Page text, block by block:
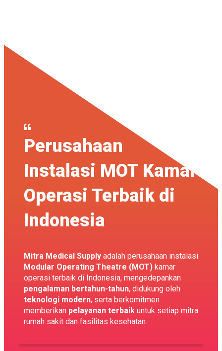
Perusahaan
Instalasi MOT Kamar
Operasi Terbaik di
Indonesia
Mitra Medical Supply adalah perusahaan instalasi
Modular Operating Theatre (MOT) kamar
operasi terbaik di Indonesia, mengedepankan
pengalaman bertahun-tahun, didukung oleh
teknologi modern, serta berkomitmen
memberikan pelayanan terbaik untuk setiap mitra
rumah sakit dan fasilitas kesehatan.